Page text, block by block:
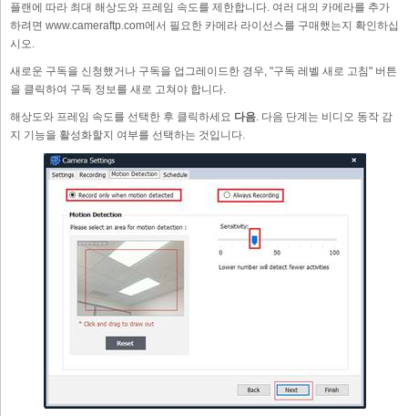
플랜에 따라 최대 해상도와 프레임 속도를 제한합니다. 여러 대의 카메라를 추가
하려면 www.cameraftp.com에서 필요한 카메라 라이선스를 구매했는지 확인하십
시오.
새로운 구독을 신청했거나 구독을 업그레이드한 경우, "구독 레벨 새로 고침" 버튼
을 클릭하여 구독 정보를 새로 고쳐야 합니다.
해상도와 프레임 속도를 선택한 후 클릭하세요 다음. 다음 단계는 비디오 동작 감
지 기능을 활성화할지 여부를 선택하는 것입니다.